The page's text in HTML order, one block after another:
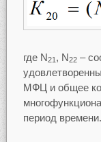
где N21 , N22–
МФЦ и общее
период времени.